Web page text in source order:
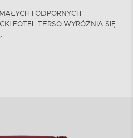
I ODPORNYCH
FOTEL TERSO WYRÓŻNIA SIĘ